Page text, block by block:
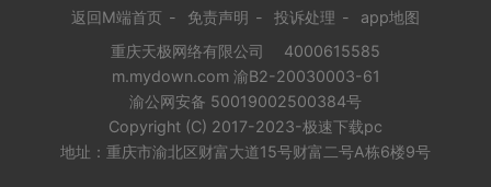
返回M端首页 - 免责声明 - 投诉处理 -
app地图
重庆天极网络有限公司
4000615585
m.mydown.com 渝B2-20030003-61
渝公网安备 50019002500384号
Copyright (C) 2017-2023-极速下载pc
地址：重庆市渝北区财富大道15号财富二号A栋6楼9号